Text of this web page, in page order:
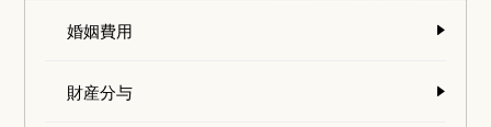
婚姻費用
財産分与